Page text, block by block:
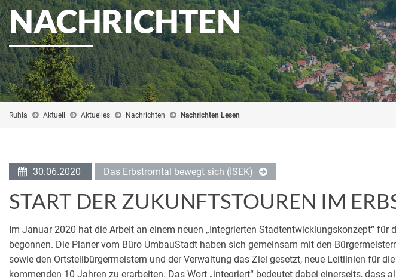
NACHRICHTEN
Ruhla Aktuell Aktuelles Nachrichten Nachrichten Lesen
30.06.2020 Das Erbstromtal bewegt sich (ISEK)
START DER ZUKUNFTSTOUREN IM
Im Januar 2020 hat die Arbeit an einem neuen „Integrierten Stadtentwicklungskonzept“ für
begonnen. Die Planer vom Büro UmbauStadt haben sich gemeinsam mit den
sowie den Ortsteilbürgermeistern und der Verwaltung das Ziel gesetzt, neue Leitlinien für
kommenden 10 Jahren zu erarbeiten. Das Wort „integriert“ bedeutet dabei einerseits, dass